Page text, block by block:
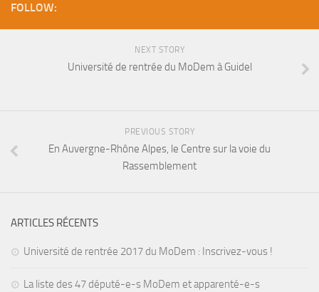
FOLLOW:
NEXT STORY
Université de rentrée du MoDem à Guidel
PREVIOUS STORY
En Auvergne-Rhône Alpes, le Centre sur la voie du
Rassemblement
ARTICLES RÉCENTS
Université de rentrée 2017 du MoDem : Inscrivez-vous !
La liste des 47 député-e-s MoDem et apparenté-e-s